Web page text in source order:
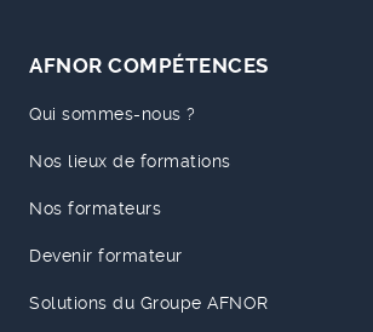
AFNOR COMPÉTENCES
Qui sommes-nous ?
Nos lieux de formations
Nos formateurs
Devenir formateur
Solutions du Groupe AFNOR